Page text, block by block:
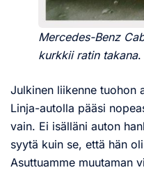
Mercedes-Benz
kurkkii ratin takana.
Julkinen liikenne tuohon
Linja-autolla pääsi
vain. Ei isälläni auton
syytä kuin se, että hän
Asuttuamme muutaman